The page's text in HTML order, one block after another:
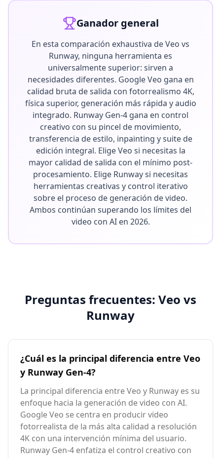
Ganador general
En esta comparación exhaustiva de Veo vs
Runway, ninguna herramienta es
universalmente superior: sirven a
necesidades diferentes. Google Veo gana en
calidad bruta de salida con fotorrealismo 4K,
física superior, generación más rápida y audio
integrado. Runway Gen-4 gana en control
creativo con su pincel de movimiento,
transferencia de estilo, inpainting y suite de
edición integral. Elige Veo si necesitas la
mayor calidad de salida con el mínimo post-
procesamiento. Elige Runway si necesitas
herramientas creativas y control iterativo
sobre el proceso de generación de video.
Ambos continúan superando los límites del
video con AI en 2026.
Preguntas frecuentes: Veo vs
Runway
¿Cuál es la principal diferencia entre Veo
y Runway Gen-4?
La principal diferencia entre Veo y Runway es su
enfoque hacia la generación de video con AI.
Google Veo se centra en producir video
fotorrealista de la más alta calidad a resolución
4K con una intervención mínima del usuario.
Runway Gen-4 enfatiza el control creativo con